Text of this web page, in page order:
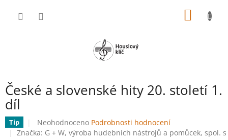
České a slovenské hity 20. století 1.
díl
Tip
Průměrné
hodnocení
Neohodnoceno Podrobnosti hodnocení
Značka: G + W, výroba hudebních nástrojů a pomůcek, spol.